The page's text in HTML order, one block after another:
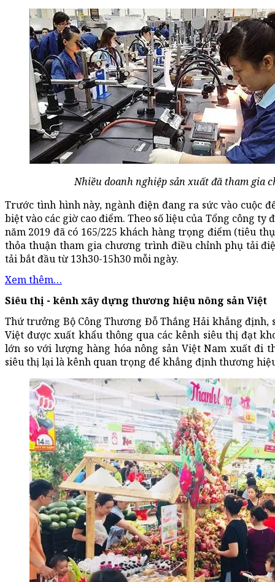
Nhiều doanh nghiệp sản xuất đã tham gia
Trước tình hình này, ngành điện đang ra sức vào cuộc
biệt vào các giờ cao điểm. Theo số liệu của Tổng công
năm 2019 đã có 165/225 khách hàng trọng điểm (tiêu
thỏa thuận tham gia chương trình điều chỉnh phụ tải
tải bắt đầu từ 13h30-15h30 mỗi ngày.
Xem thêm…
Siêu thị - kênh xây dựng thương hiệu nông sản Việt
Thứ trưởng Bộ Công Thương Đỗ Thắng Hải khẳng định,
Việt được xuất khẩu thông qua các kênh siêu thị đạt
lớn so với lượng hàng hóa nông sản Việt Nam xuất đi
siêu thị lại là kênh quan trọng để khẳng định thương